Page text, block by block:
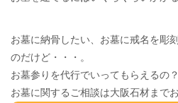
お墓に納骨したい、お墓に戒名を彫
のだけど・・・。
お墓参りを代行でいってもらえるの？
お墓に関するご相談は大阪石材まで